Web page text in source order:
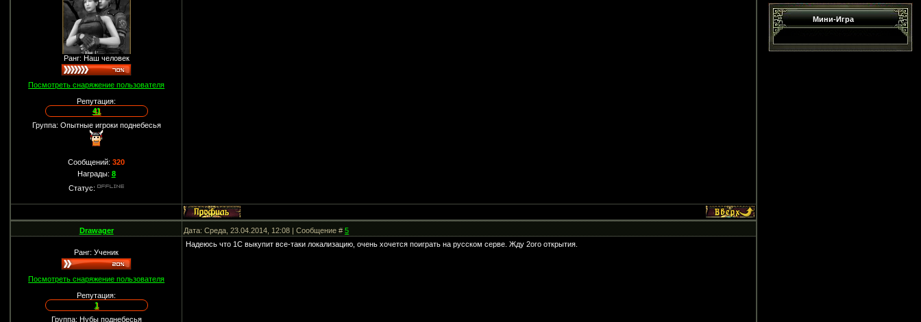
Ранг: Наш человек
Посмотреть снаряжение пользователя
Репутация:
41
Группа: Опытные игроки поднебесья
Сообщений:320
Награды: 8
Статус:
Drawager Дата: Среда, 23.04.2014, 12:08 | Сообщение #5
Ранг: Ученик
Посмотреть снаряжение пользователя
Репутация:
1
Группа: Нубы поднебесья
Надеюсь что 1С выкупит все-таки локализацию, очень хочется поиграть на русском серве. Жду 2ого открытия.
Мини-Игра